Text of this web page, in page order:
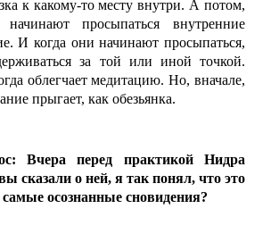
к какому-то месту внутри. А потом,
просыпаться внутренние
И когда они начинают просыпаться,
за той или иной точкой.
облегчает медитацию. Но, вначале,
прыгает, как обезьянка.
Вчера перед практикой Нидра
сказали о ней, я так понял, что это
осознанные сновидения?